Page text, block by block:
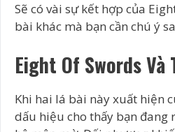
Sẽ có vài sự kết hợp của
bài khác mà bạn cần chú ý
Eight Of Swords Và
Khi hai lá bài này xuất hiện
dấu hiệu cho thấy bạn đang